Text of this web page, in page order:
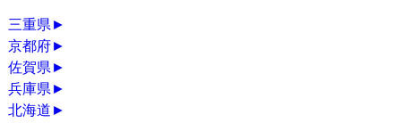
三重県►
京都府►
佐賀県►
兵庫県►
北海道 ►